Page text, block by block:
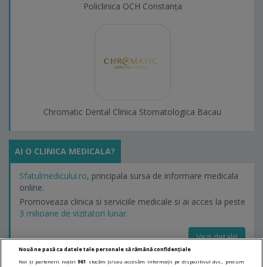
Policlinica OCH Constanța
Chromatic Dental Clinica Stomatologica Bacau
AI O CLINICA MEDICALA?
Sfatulmedicului.ro, principala sursa de informare medicala
online.
Promoveaza clinica si serviciile medicale si ai acces la peste
3 milioane de vizitatori lunar.
Vezi detalii!
Nouă ne pasă ca datele tale personale să rămână confidențiale
Noi și partenerii noștri961
stocăm și/sau accesăm informații pe dispozitivul dvs., precum